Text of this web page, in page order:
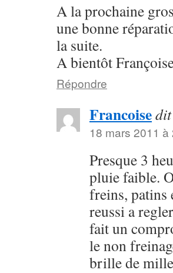
A la prochaine
une bonne
la suite.
A bientôt
Répondre
Francoise
18 mars 2011 à
Presque 3
pluie faible.
freins, patins
reussi a
fait un
le non
brille de